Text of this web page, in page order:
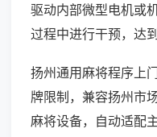
驱动内部微型电机或
过程中进行干预，达
扬州通用麻将程序上
牌限制，兼容扬州市
麻将设备，自动适配